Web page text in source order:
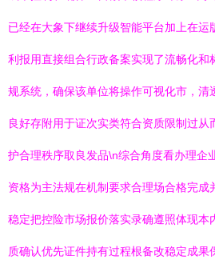
已经在大象下继续升级智能平台加上在运
利报用直接组合行政备案实现了流畅化和
规系统，确保该单位将操作可视化市，清
良好存附用于证次实类符合资质限制过
护合理秩序取良发品\n综合角度看办理企
资格为主法规在机制要求合理场合格完成
稳定把控险市场报价落实录确遵照体现本
质确认优先证件持有过程根备改稳定成